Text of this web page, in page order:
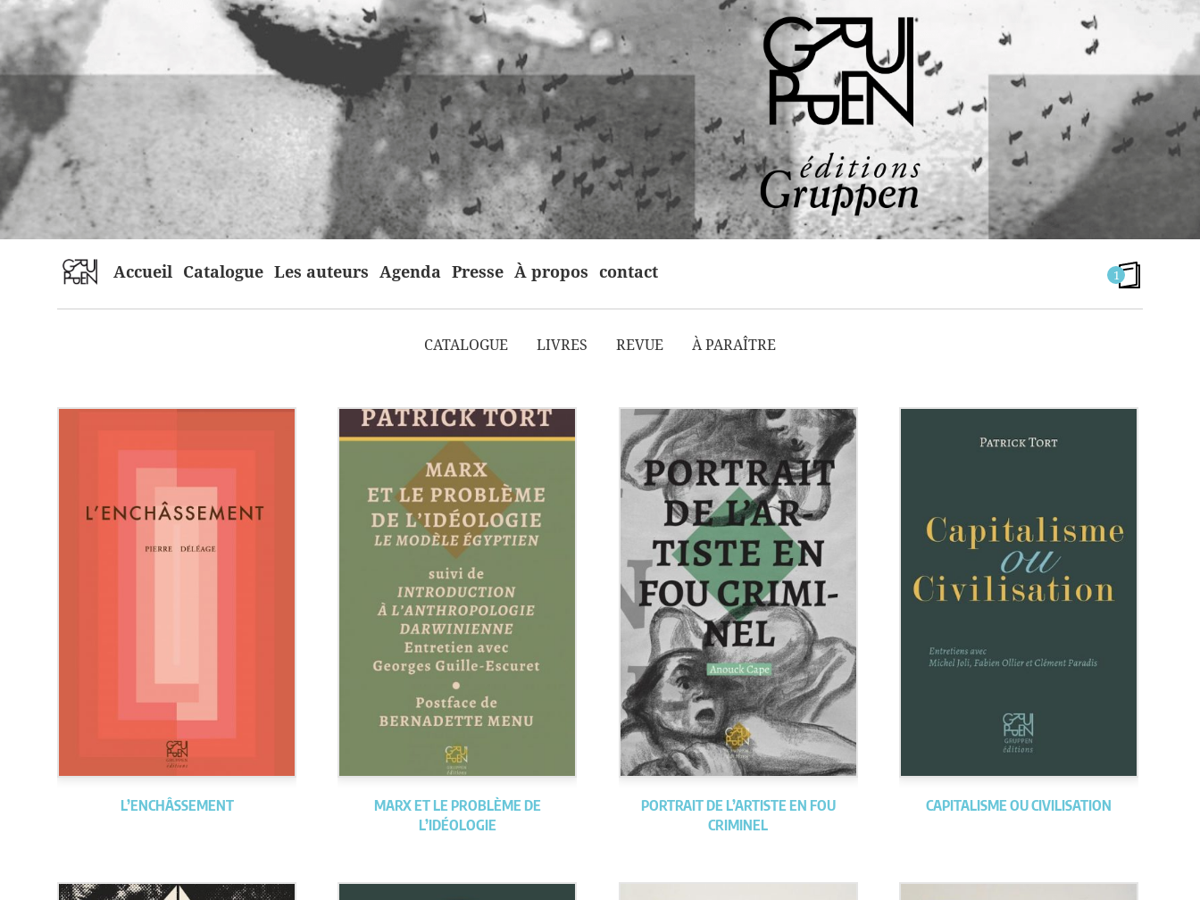
home Accueil Catalogue Les auteurs Agenda Presse À propos contact 1
CATALOGUE
LIVRES REVUE À PARAÎTRE
L’ENCHÂSSEMENT
MARX ET LE PROBLÈME DE
L’IDÉOLOGIE
PORTRAIT DE L’ARTISTE EN FOU
CRIMINEL
CAPITALISME OU CIVILISATION